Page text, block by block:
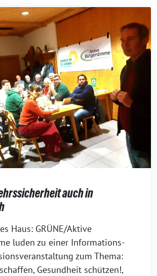
auch in
Haus: GRÜNE/Aktive
luden zu einer Informations-
zum Thema:
Gesundheit schützen!,